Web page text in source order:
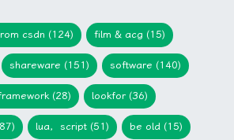
csdn (124) film & acg (15)
shareware (151) software (140)
(28) lookfor (36)
lua，script (51) be old (15)